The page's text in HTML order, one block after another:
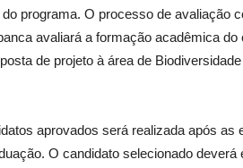
programa. O processo de avaliação
avaliará a formação acadêmica
de projeto à área de
aprovados será realizada após as
O candidato selecionado